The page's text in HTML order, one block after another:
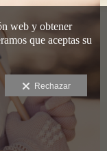
web y obtener
que aceptas su
Rechazar